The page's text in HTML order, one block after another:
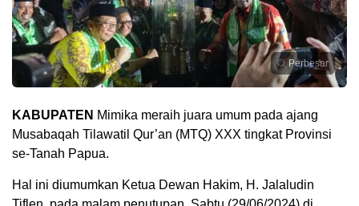
Perbesar
KABUPATEN Mimika meraih juara umum pada ajang
Musabaqah Tilawatil Qur’an (MTQ) XXX tingkat Provinsi
se-Tanah Papua.
Hal ini diumumkan Ketua Dewan Hakim, H. Jalaludin